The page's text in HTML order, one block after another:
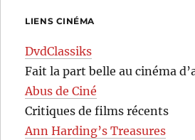
LIENS CINÉMA
DvdClassiks
Fait la part belle au cinéma
Abus de Ciné
Critiques de films récents
Ann Harding’s Treasures